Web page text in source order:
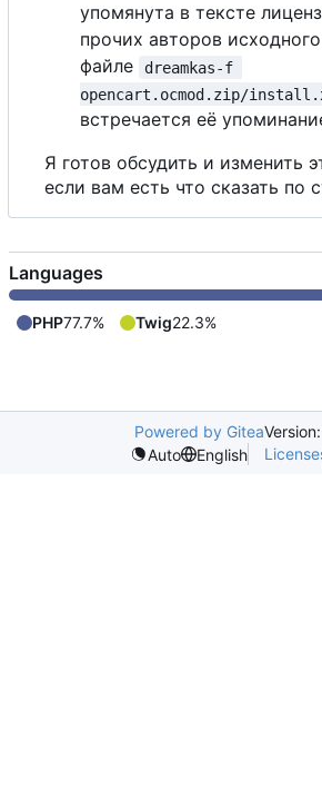
упомянута в тексте
прочих авторов
файле
dreamkas-f
opencart.ocmod.zip/
встречается её
Я готов обсудить и изменить
если вам есть что сказать по
Languages
PHP77.7% Twig22.3%
Powered by GiteaVersion:
Auto
English